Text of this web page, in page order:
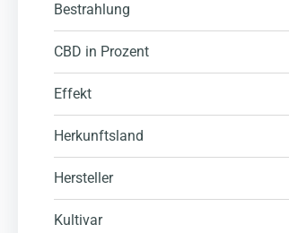
Bestrahlung
CBD in Prozent
Effekt
Herkunftsland
Hersteller
Kultivar